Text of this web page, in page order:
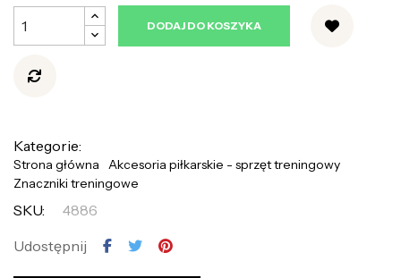
DODAJ DO KOSZYKA
Kategorie:
Strona główna
Akcesoria piłkarskie - sprzęt treningowy
Znaczniki treningowe
SKU:
4886
Udostępnij